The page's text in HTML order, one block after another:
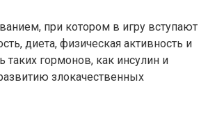
при котором в игру вступают
диета, физическая активность и
гормонов, как инсулин и
злокачественных